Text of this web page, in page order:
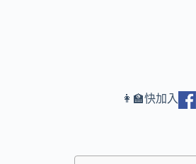
👩‍🏫快加入